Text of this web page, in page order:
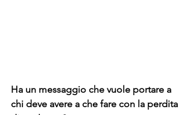
Ha un messaggio che vuole portare a
chi deve avere a che fare con la perdita